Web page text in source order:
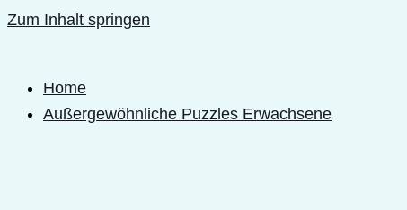
Zum Inhalt springen
Home
Außergewöhnliche Puzzles Erwachsene